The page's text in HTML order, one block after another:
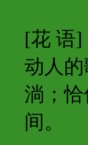
[花 语]
动人
淌；
间。